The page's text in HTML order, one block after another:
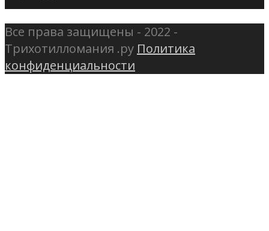
Все права защищены - 2022 -
Трихотилломания .ру Политика
конфиденциальности